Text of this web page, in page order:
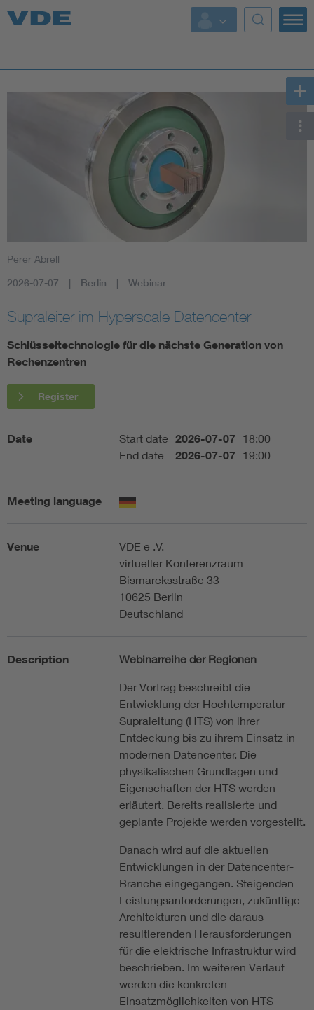
Key Topics
Key Topics
Standardization
AI & Digital Trust
Perer Abrell
2026-07-07 Berlin Webinar
Supraleiter im Hyperscale Datencenter
Schlüsseltechnologie für die nächste Generation von
Rechenzentren
Register
Date Start date 2026-07-07
18:00
End date
2026-07-07 19:00
Meeting language
Venue
VDE e .V.
virtueller Konferenzraum
Bismarcksstraße 33
10625 Berlin
Deutschland
Description Webinarreihe der Regionen
Der Vortrag beschreibt die
Entwicklung der Hochtemperatur-
Supraleitung (HTS) von ihrer
Entdeckung bis zu ihrem Einsatz in
modernen Datencenter. Die
physikalischen Grundlagen und
Eigenschaften der HTS werden
erläutert. Bereits realisierte und
geplante Projekte werden vorgestellt.
Danach wird auf die aktuellen
Entwicklungen in der Datencenter-
Branche eingegangen. Steigenden
Leistungsanforderungen, zukünftige
Architekturen und die daraus
resultierenden Herausforderungen
für die elektrische Infrastruktur wird
beschrieben. Im weiteren Verlauf
werden die konkreten
Einsatzmöglichkeiten von HTS-